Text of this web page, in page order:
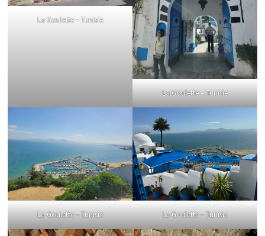
La Goulette – Tunisie
La Goulette – Tunisie
La Goulette – Tunisie La Goulette – Tunisie